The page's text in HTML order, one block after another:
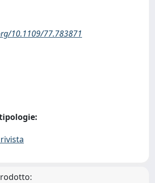
10.1109/77.783871